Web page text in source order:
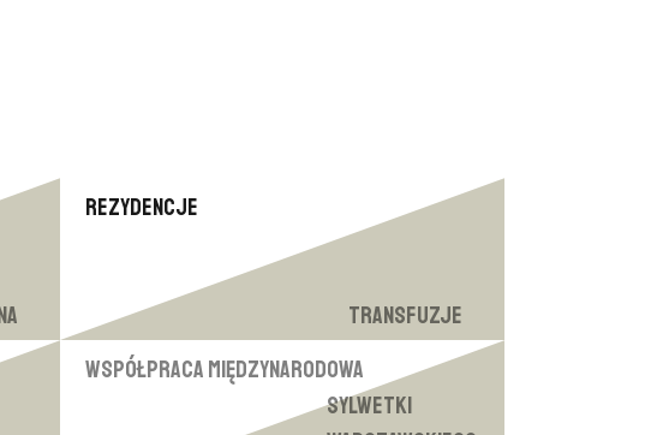
Rezydencje
Transfuzje
Współpraca międzynarodowa
Sylwetki